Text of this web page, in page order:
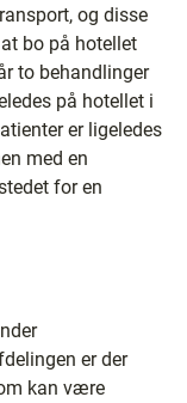
og disse
bo på hotellet
to behandlinger
på hotellet i
er ligeledes
med en
for en
er der
kan være